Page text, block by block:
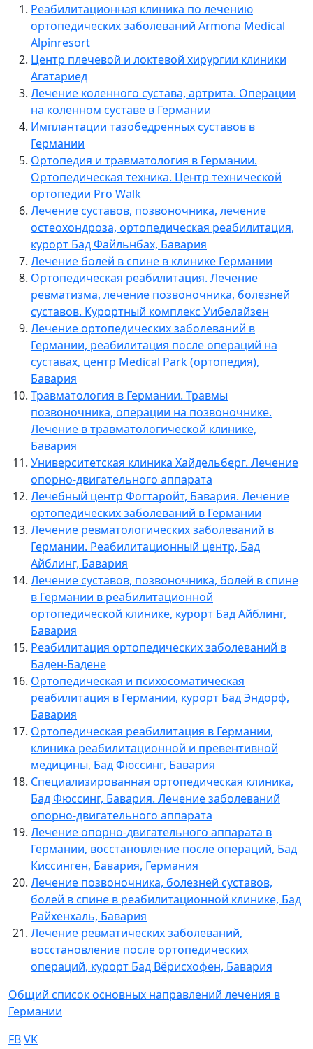
Реабилитационная клиника по лечению
ортопедических заболеваний Armona Medical
Alpinresort
Центр плечевой и локтевой хирургии клиники
Агатариед
Лечение коленного сустава, артрита. Операции
на коленном суставе в Германии
Имплантации тазобедренных суставов в
Германии
Ортопедия и травматология в Германии.
Ортопедическая техника. Центр технической
ортопедии Pro Walk
Лечение суставов, позвоночника, лечение
остеохондроза, ортопедическая реабилитация,
курорт Бад Файльнбах, Бавария
Лечение болей в спине в клинике Германии
Ортопедическая реабилитация. Лечение
ревматизма, лечение позвоночника, болезней
суставов. Курортный комплекс Уибелайзен
Лечение ортопедических заболеваний в
Германии, реабилитация после операций на
суставах, центр Medical Park (ортопедия),
Бавария
Травматология в Германии. Травмы
позвоночника, операции на позвоночнике.
Лечение в травматологической клинике,
Бавария
Университетская клиника Хайдельберг. Лечение
опорно-двигательного аппарата
Лечебный центр Фогтаройт, Бавария. Лечение
ортопедических заболеваний в Германии
Лечение ревматологических заболеваний в
Германии. Реабилитационный центр, Бад
Айблинг, Бавария
Лечение суставов, позвоночника, болей в спине
в Германии в реабилитационной
ортопедической клинике, курорт Бад Айблинг,
Бавария
Реабилитация ортопедических заболеваний в
Баден-Бадене
Ортопедическая и психосоматическая
реабилитация в Германии, курорт Бад Эндорф,
Бавария
Ортопедическая реабилитация в Германии,
клиника реабилитационной и превентивной
медицины, Бад Фюссинг, Бавария
Специализированная ортопедическая клиника,
Бад Фюссинг, Бавария. Лечение заболеваний
опорно-двигательного аппарата
Лечение опорно-двигательного аппарата в
Германии, восстановление после операций, Бад
Киссинген, Бавария, Германия
Лечение позвоночника, болезней суставов,
болей в спине в реабилитационной клинике, Бад
Райхенхаль, Бавария
Лечение ревматических заболеваний,
восстановление после ортопедических
операций, курорт Бад Вёрисхофен, Бавария
Общий список основных направлений лечения в
Германии
FBVK